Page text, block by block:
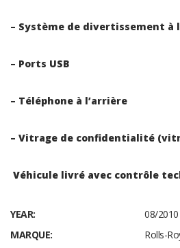
– Système de divertissement à
– Ports USB
– Téléphone à l’arrière
– Vitrage de confidentialité
Véhicule livré avec contrôle
YEAR:
08/2010
MARQUE:
Rolls-